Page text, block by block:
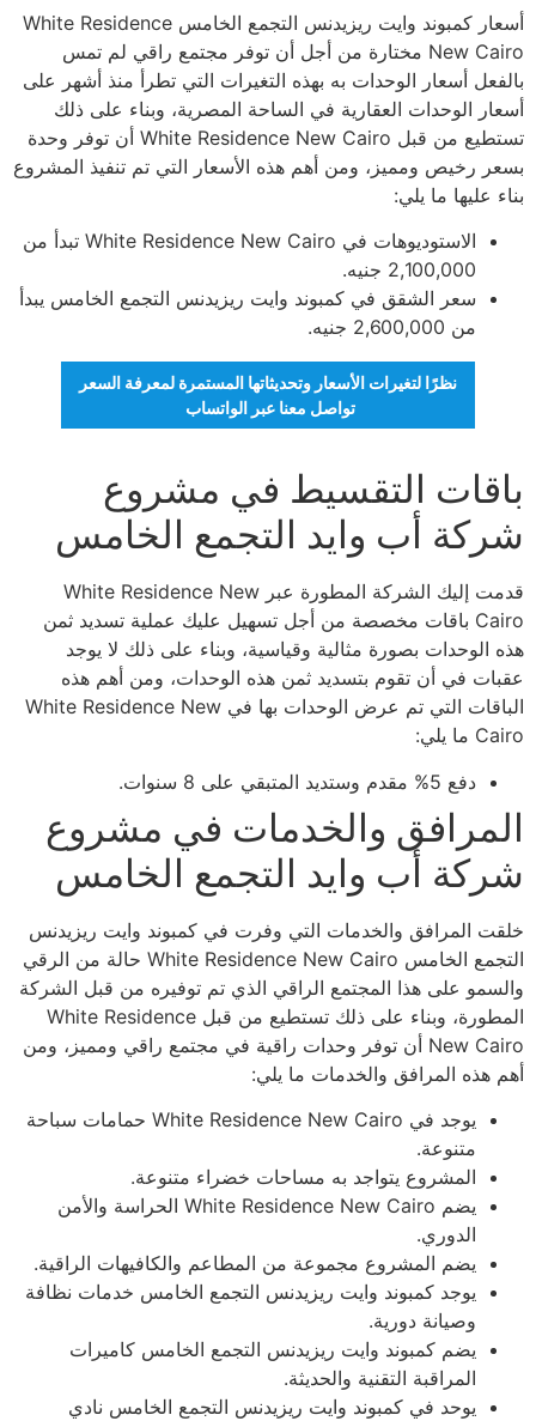
أسعار كمبوند وايت ريزيدنس التجمع الخامس White Residence
New Cairo مختارة من أجل أن توفر مجتمع راقي لم تمس
بالفعل أسعار الوحدات به بهذه التغيرات التي تطرأ منذ أشهر على
أسعار الوحدات العقارية في الساحة المصرية، وبناء على ذلك
تستطيع من قبل White Residence New Cairo أن توفر وحدة
بسعر رخيص ومميز، ومن أهم هذه الأسعار التي تم تنفيذ المشروع
بناء عليها ما يلي:
الاستوديوهات في White Residence New Cairo تبدأ من
2,100,000 جنيه.
سعر الشقق في كمبوند وايت ريزيدنس التجمع الخامس يبدأ
من 2,600,000 جنيه.
نظرًا لتغيرات الأسعار وتحديثاتها المستمرة لمعرفة السعر
تواصل معنا عبر الواتساب
باقات التقسيط في مشروع
شركة أب وايد التجمع الخامس
قدمت إليك الشركة المطورة عبر White Residence New
Cairo باقات مخصصة من أجل تسهيل عليك عملية تسديد ثمن
هذه الوحدات بصورة مثالية وقياسية، وبناء على ذلك لا يوجد
عقبات في أن تقوم بتسديد ثمن هذه الوحدات، ومن أهم هذه
الباقات التي تم عرض الوحدات بها في White Residence New
Cairo ما يلي:
دفع 5% مقدم وستديد المتبقي على 8 سنوات.
المرافق والخدمات في مشروع
شركة أب وايد التجمع الخامس
خلقت المرافق والخدمات التي وفرت في كمبوند وايت ريزيدنس
التجمع الخامس White Residence New Cairo حالة من الرقي
والسمو على هذا المجتمع الراقي الذي تم توفيره من قبل الشركة
المطورة، وبناء على ذلك تستطيع من قبل White Residence
New Cairo أن توفر وحدات راقية في مجتمع راقي ومميز، ومن
أهم هذه المرافق والخدمات ما يلي:
يوجد في White Residence New Cairo حمامات سباحة
متنوعة.
المشروع يتواجد به مساحات خضراء متنوعة.
يضم White Residence New Cairo الحراسة والأمن
الدوري.
يضم المشروع مجموعة من المطاعم والكافيهات الراقية.
يوجد كمبوند وايت ريزيدنس التجمع الخامس خدمات نظافة
وصيانة دورية.
يضم كمبوند وايت ريزيدنس التجمع الخامس كاميرات
المراقبة التقنية والحديثة.
يوحد في كمبوند وايت ريزيدنس التجمع الخامس نادي